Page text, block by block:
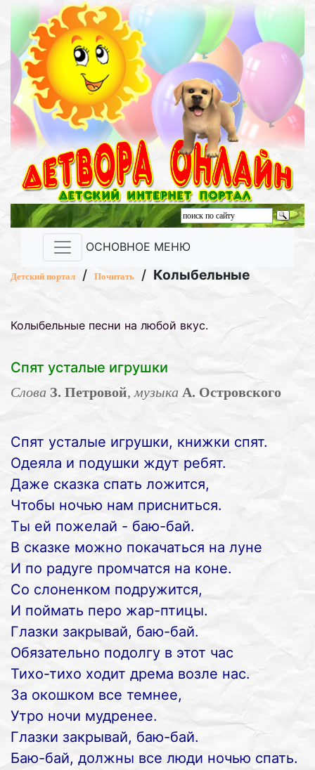
ОСНОВНОЕ МЕНЮ
Детский портал / Почитать / Колыбельные
Колыбельные песни на любой вкус.
Спят усталые игрушки
Слова З. Петровой,музыка А. Островского
Спят усталые игрушки, книжки спят.
Одеяла и подушки ждут ребят.
Даже сказка спать ложится,
Чтобы ночью нам присниться.
Ты ей пожелай - баю-бай.
В сказке можно покачаться на луне
И по радуге промчатся на коне.
Со слоненком подружится,
И поймать перо жар-птицы.
Глазки закрывай, баю-бай.
Обязательно подолгу в этот час
Тихо-тихо ходит дрема возле нас.
За окошком все темнее,
Утро ночи мудренее.
Глазки закрывай, баю-бай.
Баю-бай, должны все люди ночью спать.